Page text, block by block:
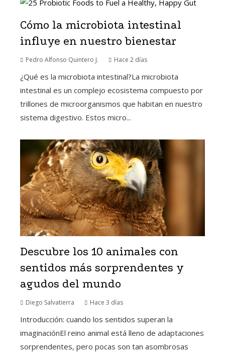
Cómo la microbiota intestinal
influye en nuestro bienestar
Pedro Alfonso Quintero J. Hace 2 días
¿Qué es la microbiota intestinal?La microbiota
intestinal es un complejo ecosistema compuesto por
trillones de microorganismos que habitan en nuestro
sistema digestivo. Estos micro...
Descubre los 10 animales con
sentidos más sorprendentes y
agudos del mundo
Diego Salvatierra Hace 3 días
Introducción: cuando los sentidos superan la
imaginaciónEl reino animal está lleno de adaptaciones
sorprendentes, pero pocas son tan asombrosas